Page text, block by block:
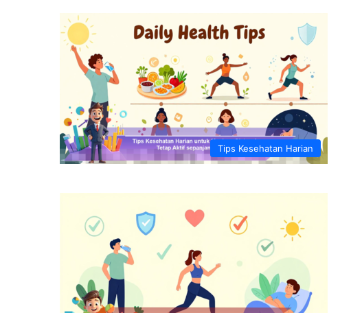
Tips Kesehatan Harian